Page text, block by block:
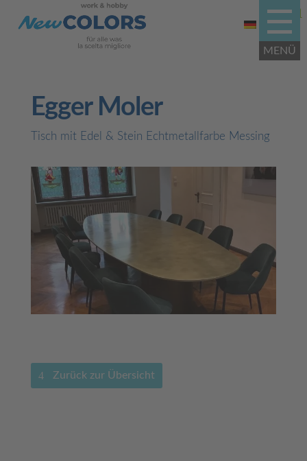
Egger Moler
Tisch mit Edel & Stein Echtmetallfarbe Messing
Zurück zur Übersicht